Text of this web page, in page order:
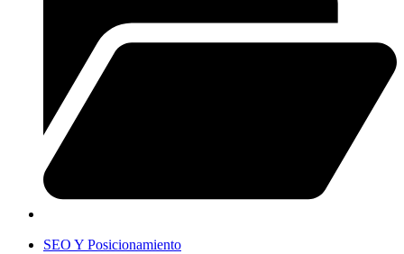
SEO Y Posicionamiento